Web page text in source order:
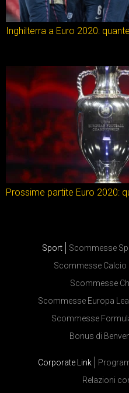
Inghilterra a Euro 2020:
Prossime partite Euro 2020:
Sport Scommesse
Scommesse Calcio
Scommesse
Scommesse Europa
Scommesse
Bonus di
Corporate Link
Relazioni